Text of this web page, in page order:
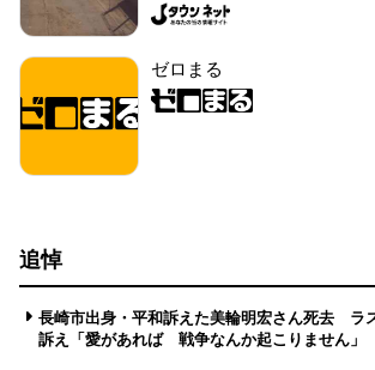
ゼロまる
追悼
長崎市出身・平和訴えた美輪明宏さん死去 ラ
訴え「愛があれば 戦争なんか起こりません」